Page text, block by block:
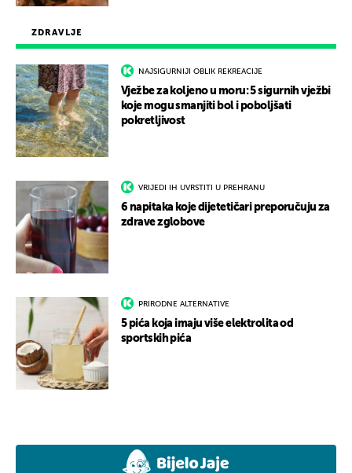
ZDRAVLJE
NAJSIGURNIJI OBLIK REKREACIJE
Vježbe za koljeno u moru: 5 sigurnih vježbi
koje mogu smanjiti bol i poboljšati
pokretljivost
VRIJEDI IH UVRSTITI U PREHRANU
6 napitaka koje dijetetičari preporučuju za
zdrave zglobove
PRIRODNE ALTERNATIVE
5 pića koja imaju više elektrolita od
sportskih pića